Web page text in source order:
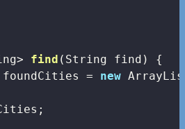
find (String find)
{
=
new